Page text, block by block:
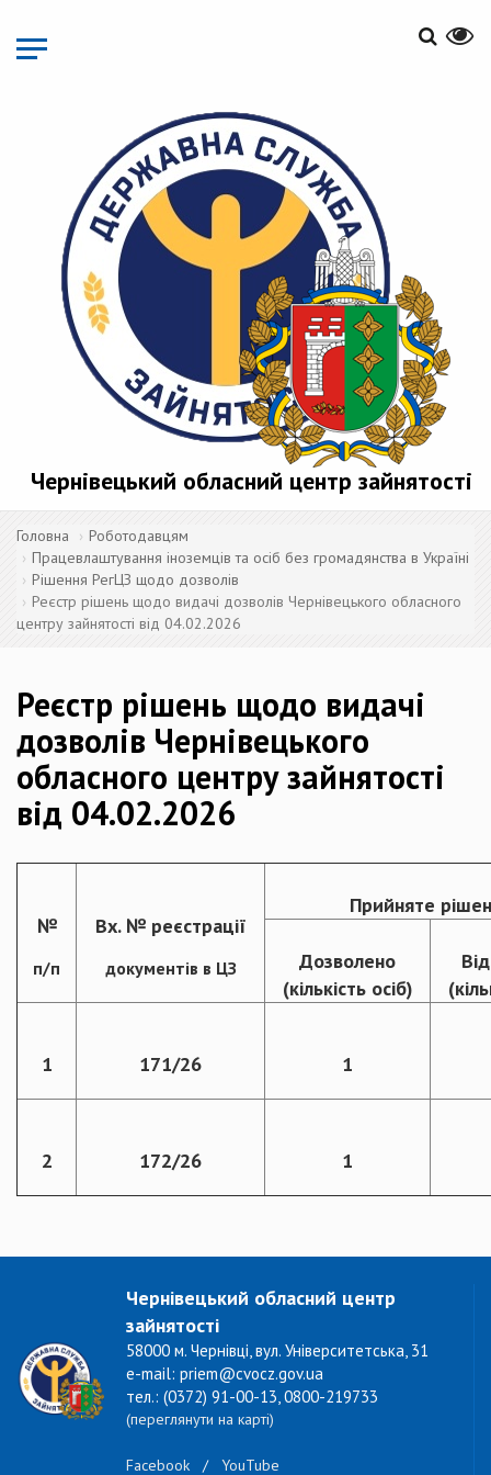
основного
матеріалу
Чернівецький обласний центр зайнятості
Головна
Роботодавцям
Працевлаштування іноземців та осіб без громадянства в Україні
Рішення РегЦЗ щодо дозволів
Реєстр рішень щодо видачі дозволів Чернівецького обласного
центру зайнятості від 04.02.2026
Реєстр рішень щодо видачі
дозволів Чернівецького
обласного центру зайнятості
від 04.02.2026
№
п/п
Вх. № реєстрації
документів в ЦЗ
Прийняте
Дозволено
(кількість осіб)
1 171/26 1
2 172/26 1
Чернівецький обласний центр
зайнятості
58000 м. Чернівці, вул. Університетська, 31
e-mail: priem@cvocz.gov.ua
тел.: (0372) 91-00-13, 0800-219733
(переглянути на карті)
Facebook / YouTube